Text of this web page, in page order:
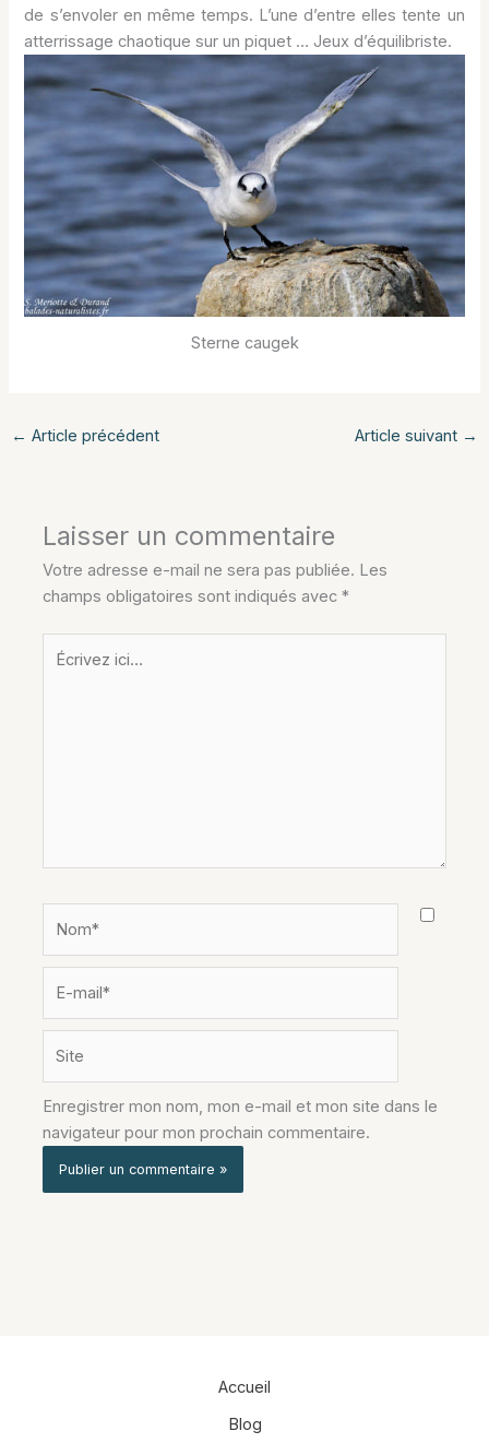
de s’envoler en même temps. L’une d’entre elles tente un
atterrissage chaotique sur un piquet … Jeux d’équilibriste.
Sterne caugek
← Article précédent Article suivant →
Laisser un commentaire
Votre adresse e-mail ne sera pas publiée. Les
champs obligatoires sont indiqués avec*
ici…
mail*
Enregistrer mon nom, mon e-mail et mon site dans le
navigateur pour mon prochain commentaire.
Accueil
Blog